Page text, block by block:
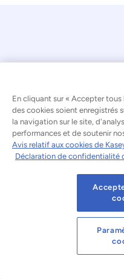
© 2026
Déclaration
Conditions
Déclaration de
En cliquant sur « Accepter
des cookies soient enregistrés
la navigation sur le site,
performances et de soutenir
Avis relatif aux cookies de
Déclaration de confidentialité